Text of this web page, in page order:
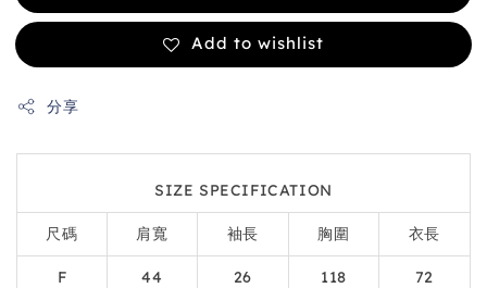
Add to wishlist
分享
SIZE SPECIFICATION
尺碼 肩寬 袖長 胸圍 衣長
F 44 26 118 72